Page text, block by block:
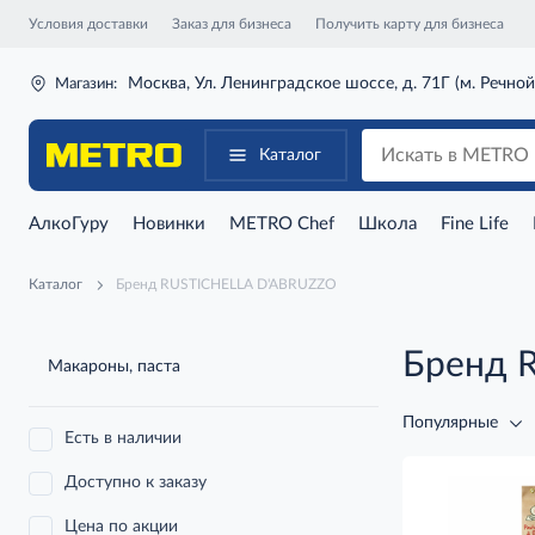
Условия доставки Заказ для бизнеса Получить карту для бизнеса
Магазин: Москва, Ул. Ленинградское шоссе, д. 71Г (м. Речной
Каталог
АлкоГуру Новинки METRO Chef Школа Fine Life
Каталог Бренд RUSTICHELLA D'ABRUZZO
Макароны, паста
Есть в наличии
Доступно к заказу
Цена по акции
Бренд
Популярные